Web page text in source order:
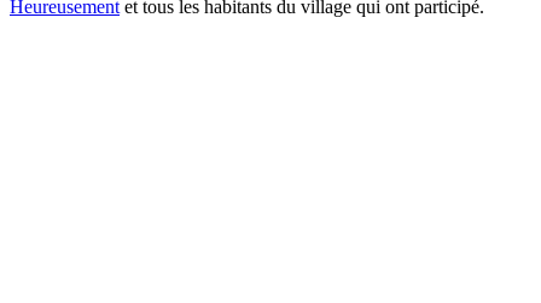
Heureusement et tous les habitants du village qui ont participé.